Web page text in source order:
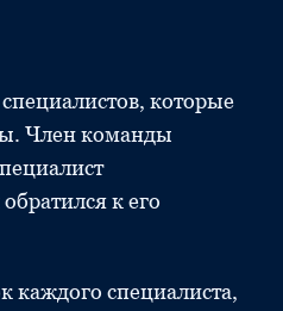
которые
Член команды
к его
каждого специалиста,